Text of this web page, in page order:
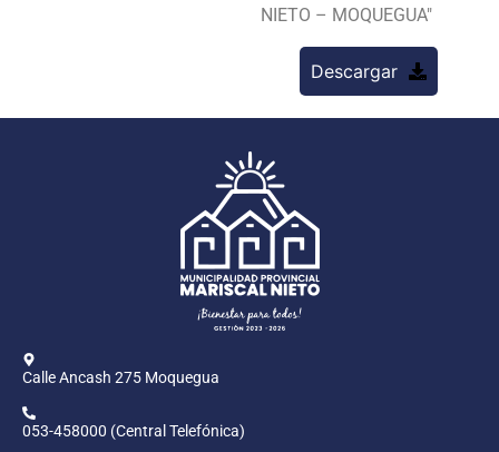
NIETO – MOQUEGUA"
Descargar
Calle Ancash 275 Moquegua
053-458000 (Central Telefónica)